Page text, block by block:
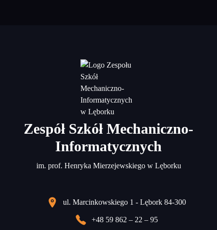
Zespół Szkół Mechaniczno-
Informatycznych
im. prof. Henryka Mierzejewskiego w Lęborku
ul. Marcinkowskiego 1 - Lębork 84-300
+48 59 862 – 22 – 95